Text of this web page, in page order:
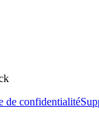
de confidentialité